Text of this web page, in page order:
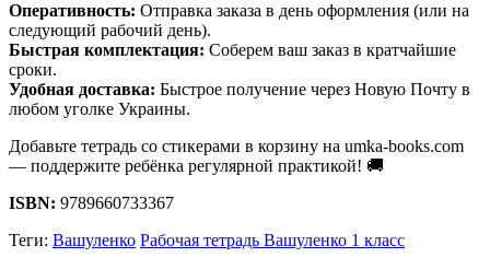
Оперативность: Отправка заказа в день оформления (или на
следующий рабочий день).
Быстрая комплектация: Соберем ваш заказ в кратчайшие
сроки.
Удобная доставка: Быстрое получение через Новую Почту в
любом уголке Украины.
Добавьте тетрадь со стикерами в корзину на umka-books.com
— поддержите ребёнка регулярной практикой! 🚚
ISBN: 9789660733367
Теги: Вашуленко Рабочая тетрадь Вашуленко 1 класс